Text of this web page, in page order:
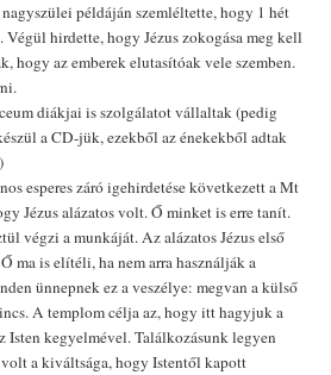
példáján szemléltette, hogy 1 hét
hirdette, hogy Jézus zokogása meg kell
hogy az emberek elutasítóak vele szemben.
diákjai is szolgálatot vállaltak (pedig
a CD-jük, ezekből az énekekből adtak
esperes záró igehirdetése következett a Mt
Jézus alázatos volt. Ő minket is erre tanít.
végzi a munkáját. Az alázatos Jézus első
ma is elítéli, ha nem arra használják a
ünnepnek ez a veszélye: megvan a külső
A templom célja az, hogy itt hagyjuk a
Isten kegyelmével. Találkozásunk legyen
a kiváltsága, hogy Istentől kapott